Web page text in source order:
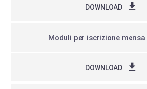
DOWNLOAD
Moduli per iscrizione mensa
DOWNLOAD